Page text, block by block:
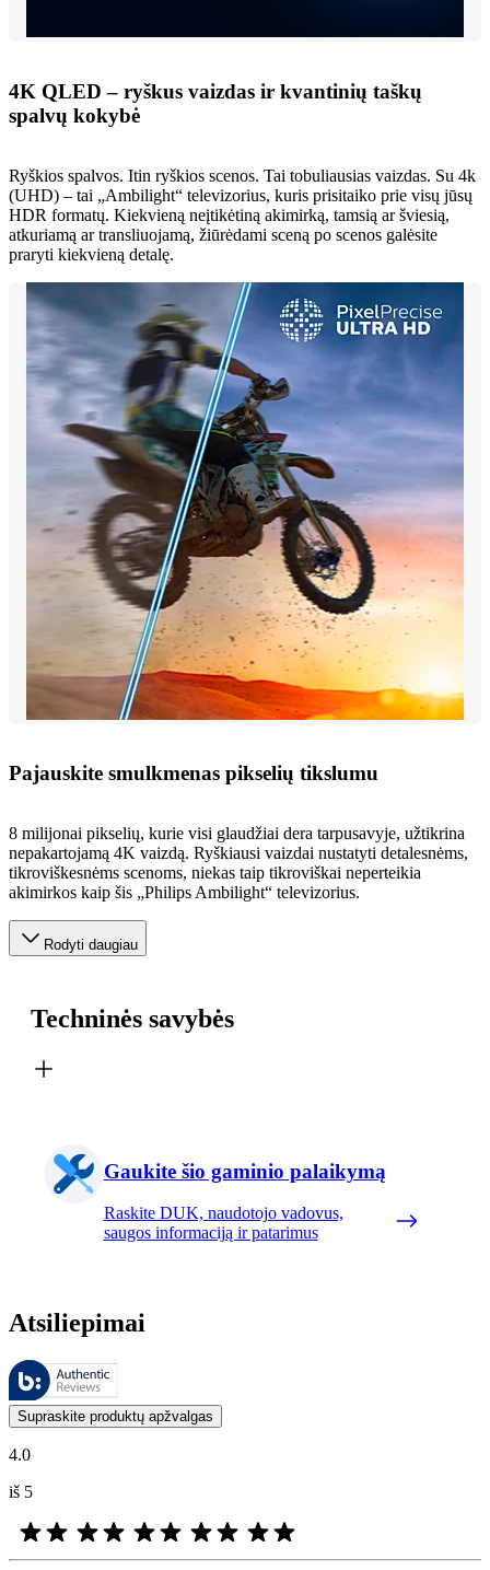
4K QLED – ryškus vaizdas ir kvantinių taškų
spalvų kokybė
Ryškios spalvos. Itin ryškios scenos. Tai tobuliausias vaizdas. Su 4k
(UHD) – tai „Ambilight“ televizorius, kuris prisitaiko prie visų jūsų
HDR formatų. Kiekvieną neįtikėtiną akimirką, tamsią ar šviesią,
atkuriamą ar transliuojamą, žiūrėdami sceną po scenos galėsite
praryti kiekvieną detalę.
Pajauskite smulkmenas pikselių tikslumu
8 milijonai pikselių, kurie visi glaudžiai dera tarpusavyje, užtikrina
nepakartojamą 4K vaizdą. Ryškiausi vaizdai nustatyti detalesnėms,
tikroviškesnėms scenoms, niekas taip tikroviškai neperteikia
akimirkos kaip šis „Philips Ambilight“ televizorius.
Rodyti daugiau
Techninės savybės
Gaukite šio gaminio palaikymą
Raskite DUK, naudotojo vadovus,
saugos informaciją ir patarimus
Atsiliepimai
Šiuos atsiliepimus tvarko „Bazaarvoice“ ir jie atitinka
Klientų nuomonės, pateikiamos kaip produktų ir žvaigždučių
Supraskite produktų apžvalgas
4.0
iš 5